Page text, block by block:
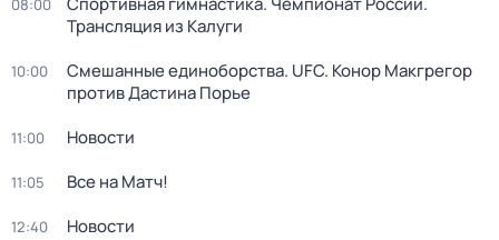
08:00
Трансляция из Калуги
10:00
Смешанные единоборства. UFC. Конор Макгрегор
против Дастина Порье
11:00 Новости
11:05 Все на Матч!
12:40 Новости